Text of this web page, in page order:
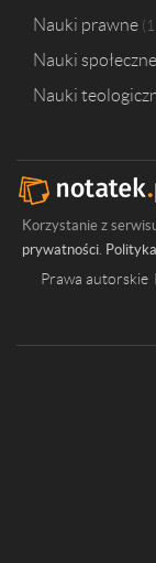
Nauki prawne
Nauki społeczne
Nauki
Korzystanie z
prywatności.
Prawa autorskie